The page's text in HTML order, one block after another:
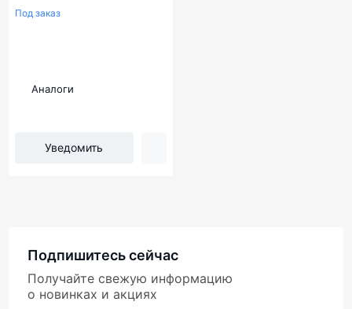
Под заказ
Аналоги
Уведомить
Подпишитесь сейчас
Получайте свежую информацию
о новинках и акциях